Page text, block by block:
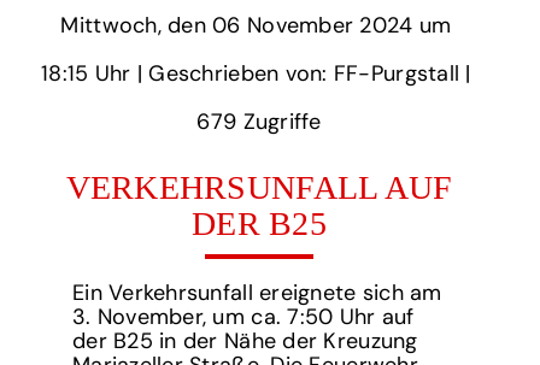
Mittwoch,
‎| Geschrieben von: FF-Purgstall | ‎
679‏‏‎ ‎Zugriffe
VERKEHRSUNFALL AUF
DER B25
Ein Verkehrsunfall ereignete sich am
3. November, um ca. 7:50 Uhr auf
der B25 in der Nähe der Kreuzung